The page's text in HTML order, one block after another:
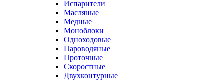
Испарители
Масляные
Медные
Моноблоки
Одноходовые
Пароводяные
Проточные
Скоростные
Двухконтурные